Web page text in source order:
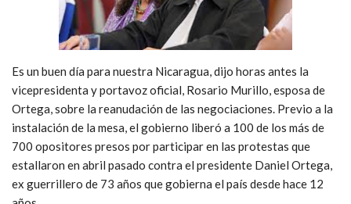
Es un buen día para nuestra Nicaragua, dijo horas antes la
vicepresidenta y portavoz oficial, Rosario Murillo, esposa de
Ortega, sobre la reanudación de las negociaciones. Previo a la
instalación de la mesa, el gobierno liberó a 100 de los más de
700 opositores presos por participar en las protestas que
estallaron en abril pasado contra el presidente Daniel Ortega,
ex guerrillero de 73 años que gobierna el país desde hace 12